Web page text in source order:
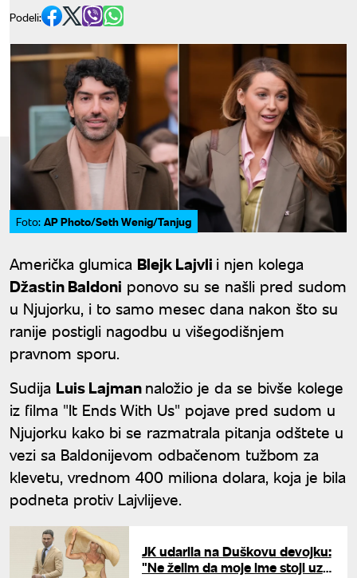
Podeli:
Foto: AP Photo/Seth Wenig/Tanjug
Američka glumica Blejk Lajvli i njen kolega
Džastin Baldoni ponovo su se našli pred sudom
u Njujorku, i to samo mesec dana nakon što su
ranije postigli nagodbu u višegodišnjem
pravnom sporu.
Sudija Luis Lajmannaložio je da se bivše kolege
iz filma "It Ends With Us" pojave pred sudom u
Njujorku kako bi se razmatrala pitanja odštete u
vezi sa Baldonijevom odbačenom tužbom za
klevetu, vrednom 400 miliona dolara, koja je bila
podneta protiv Lajvlijeve.
JK udarila na Duškovu devojku:
"Ne želim da moje ime stoji uz